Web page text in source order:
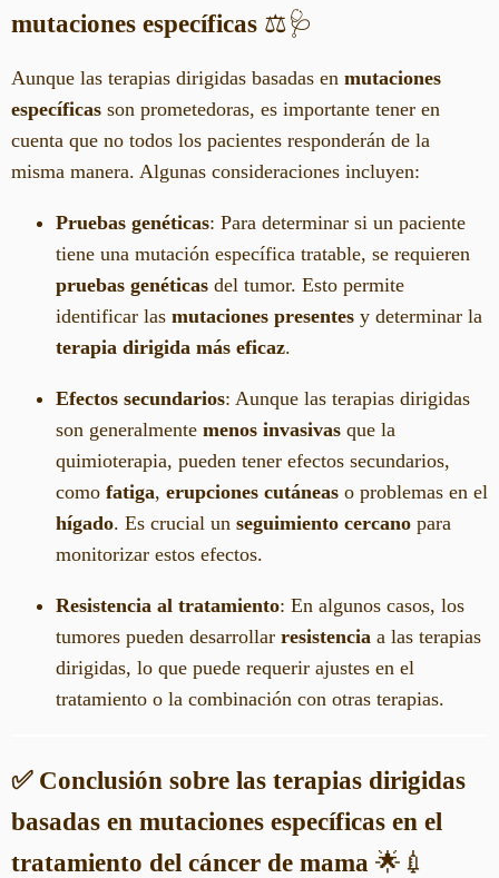
mutaciones específicas ⚖️🩺
Aunque las terapias dirigidas basadas en mutaciones
específicas son prometedoras, es importante tener en
cuenta que no todos los pacientes responderán de la
misma manera. Algunas consideraciones incluyen:
Pruebas genéticas: Para determinar si un paciente
tiene una mutación específica tratable, se requieren
pruebas genéticas del tumor. Esto permite
identificar las mutaciones presentes y determinar la
terapia dirigida más eficaz.
Efectos secundarios: Aunque las terapias dirigidas
son generalmente menos invasivas que la
quimioterapia, pueden tener efectos secundarios,
como fatiga, erupciones cutáneas o problemas en el
hígado. Es crucial un seguimiento cercano para
monitorizar estos efectos.
Resistencia al tratamiento: En algunos casos, los
tumores pueden desarrollar resistencia a las terapias
dirigidas, lo que puede requerir ajustes en el
tratamiento o la combinación con otras terapias.
✅ Conclusión sobre las terapias dirigidas
basadas en mutaciones específicas en el
tratamiento del cáncer de mama 🌟💉